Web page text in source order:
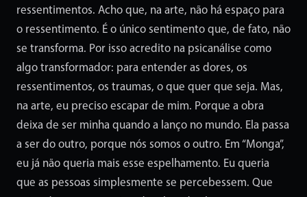
ressentimentos. Acho que, na arte, não há espaço para
o ressentimento. É o único sentimento que, de fato, não
se transforma. Por isso acredito na psicanálise como
algo transformador: para entender as dores, os
ressentimentos, os traumas, o que quer que seja. Mas,
na arte, eu preciso escapar de mim. Porque a obra
deixa de ser minha quando a lanço no mundo. Ela passa
a ser do outro, porque nós somos o outro. Em “Monga”,
eu já não queria mais esse espelhamento. Eu queria
que as pessoas simplesmente se percebessem. Que